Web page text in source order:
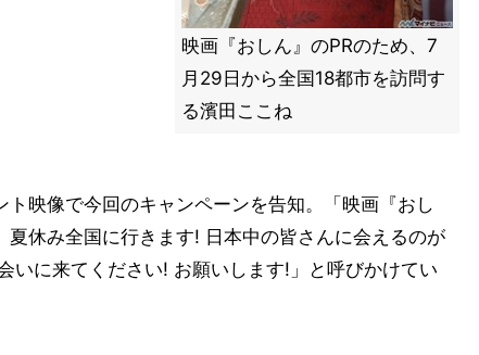
映画『おしん』のPRのため、7
月29日から全国18都市を訪問す
る濱田ここね
映像で今回のキャンペーンを告知。「映画『おし
休み全国に行きます! 日本中の皆さんに会えるのが
いに来てください! お願いします!」と呼びかけてい